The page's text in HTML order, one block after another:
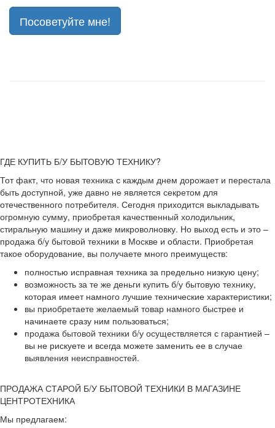
Посоветуйте мне!
ГДЕ КУПИТЬ Б/У БЫТОВУЮ ТЕХНИКУ?
Тот факт, что новая техника с каждым днем дорожает и перестала
быть доступной, уже давно не является секретом для
отечественного потребителя. Сегодня приходится выкладывать
огромную сумму, приобретая качественный холодильник,
стиральную машину и даже микроволновку. Но выход есть и это –
продажа б/у бытовой техники в Москве и области. Приобретая
такое оборудование, вы получаете много преимуществ:
полностью исправная техника за предельно низкую цену;
возможность за те же деньги купить б/у бытовую технику,
которая имеет намного лучшие технические характеристики;
вы приобретаете желаемый товар намного быстрее и
начинаете сразу ним пользоваться;
продажа бытовой техники б/у осуществляется с гарантией –
вы не рискуете и всегда можете заменить ее в случае
выявления неисправностей.
ПРОДАЖА СТАРОЙ Б/У БЫТОВОЙ ТЕХНИКИ В МАГАЗИНЕ
ЦЕНТРОТЕХНИКА
Мы предлагаем: